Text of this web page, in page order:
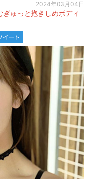
2024年03月04日
ぎゅっと抱きしめボディ